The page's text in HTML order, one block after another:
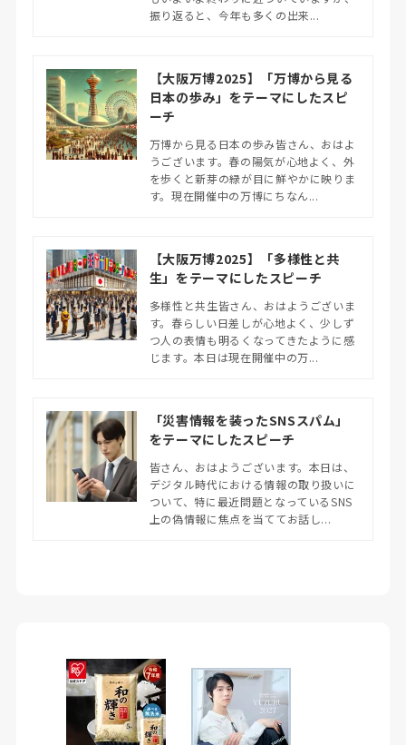
振り返ると、今年も多くの出来...
【大阪万博2025】「万博から見る
日本の歩み」をテーマにしたスピ
ーチ
万博から見る日本の歩み皆さん、おはよ
うございます。春の陽気が心地よく、外
を歩くと新芽の緑が目に鮮やかに映りま
す。現在開催中の万博にちなん...
【大阪万博2025】「多様性と共
生」をテーマにしたスピーチ
多様性と共生皆さん、おはようございま
す。春らしい日差しが心地よく、少しず
つ人の表情も明るくなってきたように感
じます。本日は現在開催中の万...
「災害情報を装ったSNSスパム」
をテーマにしたスピーチ
皆さん、おはようございます。本日は、
デジタル時代における情報の取り扱いに
ついて、特に最近問題となっているSNS
上の偽情報に焦点を当ててお話し...